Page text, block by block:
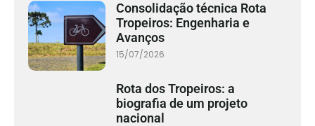
Consolidação técnica Rota
Tropeiros: Engenharia e
Avanços
15/07/2026
Rota dos Tropeiros: a
biografia de um projeto
nacional